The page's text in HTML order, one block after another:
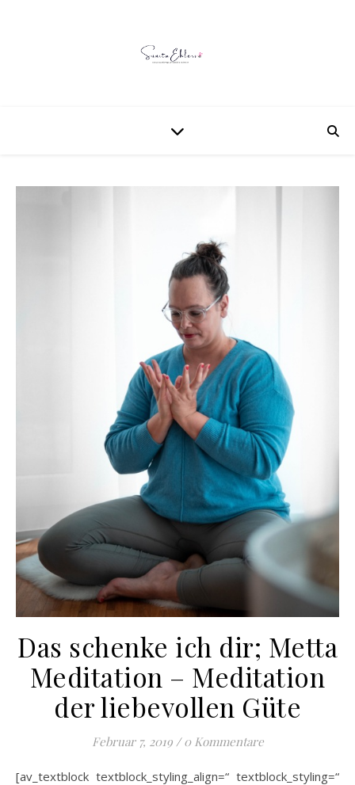
Das schenke ich dir; Metta
Meditation – Meditation
der liebevollen Güte
Februar 7, 2019 / 0 Kommentare
[av_textblock textblock_styling_align=“ textblock_styling=“